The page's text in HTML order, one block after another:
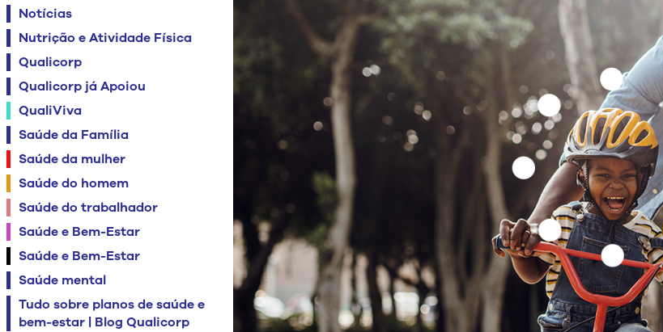
Notícias
Nutrição e Atividade Física
Qualicorp
Qualicorp já Apoiou
QualiViva
Saúde da Família
Saúde da mulher
Saúde do homem
Saúde do trabalhador
Saúde e Bem-Estar
Saúde e Bem-Estar
Saúde mental
Tudo sobre planos de saúde e
bem-estar | Blog Qualicorp